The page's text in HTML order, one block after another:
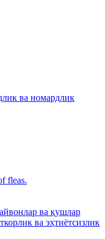
ва номардлик
fleas.
ва қушлар
ва эҳтиётсизлик